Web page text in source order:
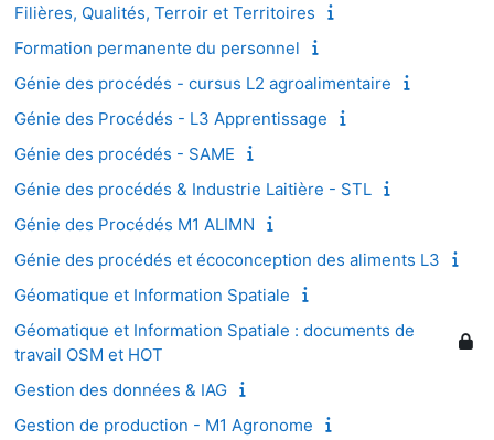
Filières, Qualités, Terroir et Territoires
Formation permanente du personnel
Génie des procédés - cursus L2 agroalimentaire
Génie des Procédés - L3 Apprentissage
Génie des procédés - SAME
Génie des procédés & Industrie Laitière - STL
Génie des Procédés M1 ALIMN
Génie des procédés et écoconception des aliments L3
Géomatique et Information Spatiale
Géomatique et Information Spatiale : documents de
travail OSM et HOT
Gestion des données & IAG
Gestion de production - M1 Agronome